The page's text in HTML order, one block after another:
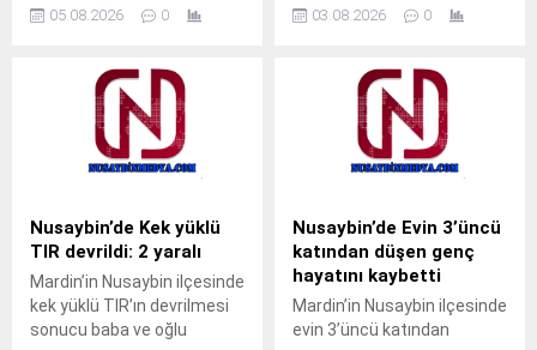
eden aile üyeleri, aynı evde...
çıkan kuru ot yangınında
gördü. Yangın, sabah
saatlerinde Nusaybin
ilçesine bağlı kırsal
Bahçebaşı Mahallesi’nde
sulama kanalı çevresinde
nedenle başlayan kuru ot
yangını, rüzgarın etkisiyle
çevredeki meyve ağaçlarına
sıçradı. İhbar üzerine
bölgeye sevk edilen itfaiye
ekipleri, yangını çevreye
05.08.2026 0
ilçesine bağlı kırsal Girmeli
uluslararası İpekyolu’nda
meydana
geldi.Sürücüsünün kimliği
ve taşıdığı yük henüz
öğrenilemeyen 33 BED 762
Cizre istikametine seyir
halindeyken kontrolden
çıkarak orta refüjdeki demir
bariyerlere çarpıp
devrildi.Kazada araç içinde
mahsur kalan...
03.08.2026 0
Nusaybin’de Kek yüklü
TIR devrildi: 2 yaralı
Mardin’in Nusaybin ilçesinde
kek yüklü TIR’ın devrilmesi
sonucu baba ve oğlu
Nusaybin’de Evin 3’üncü
katından düşen genç
hayatını kaybetti
Mardin’in Nusaybin ilçesinde
evin 3’üncü katından